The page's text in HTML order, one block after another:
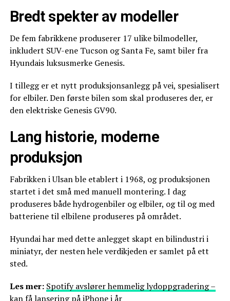
Bredt spekter av modeller
De fem fabrikkene produserer 17 ulike bilmodeller,
inkludert SUV-ene Tucson og Santa Fe, samt biler fra
Hyundais luksusmerke Genesis.
I tillegg er et nytt produksjonsanlegg på vei, spesialisert
for elbiler. Den første bilen som skal produseres der, er
den elektriske Genesis GV90.
Lang historie, moderne
produksjon
Fabrikken i Ulsan ble etablert i 1968, og produksjonen
startet i det små med manuell montering. I dag
produseres både hydrogenbiler og elbiler, og til og med
batteriene til elbilene produseres på området.
Hyundai har med dette anlegget skapt en bilindustri i
miniatyr, der nesten hele verdikjeden er samlet på ett
sted.
Les mer: Spotify avslører hemmelig lydoppgradering –
kan få lansering på iPhone i år